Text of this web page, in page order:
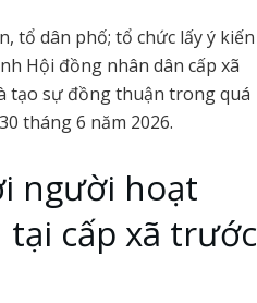
tổ dân phố; tổ chức lấy ý kiến
Hội đồng nhân dân cấp xã
tạo sự đồng thuận trong quá
tháng 6 năm 2026.
người hoạt
cấp xã trước